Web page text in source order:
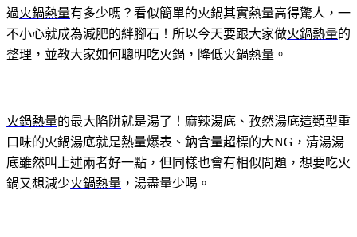
過火鍋熱量有多少嗎？看似簡單的火鍋其實熱量高得驚人，一
不小心就成為減肥的絆腳石！所以今天要跟大家做火鍋熱量的
整理，並教大家如何聰明吃火鍋，降低火鍋熱量 。
火鍋熱量的最大陷阱就是湯了！麻辣湯底、孜然湯底這類型重
口味的火鍋湯底就是熱量爆表、鈉含量超標的大NG，清湯湯
底雖然叫上述兩者好一點，但同樣也會有相似問題，想要吃火
鍋又想減少火鍋熱量 ，湯盡量少喝。